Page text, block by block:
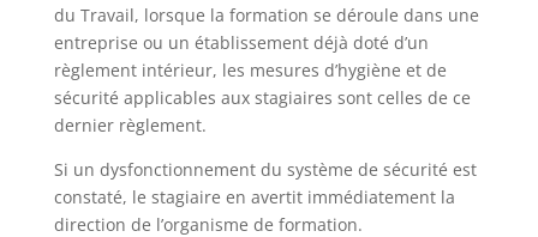
du Travail, lorsque la formation se déroule dans une
entreprise ou un établissement déjà doté d’un
règlement intérieur, les mesures d’hygiène et de
sécurité applicables aux stagiaires sont celles de ce
dernier règlement.
Si un dysfonctionnement du système de sécurité est
constaté, le stagiaire en avertit immédiatement la
direction de l’organisme de formation.